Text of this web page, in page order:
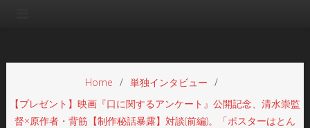
Home
単独インタビュー
【プレゼント】映画『口に関するアンケート』公開記念、清水崇監
督×原作者・背筋【制作秘話暴露】対談(前編)。「ポスターはとん